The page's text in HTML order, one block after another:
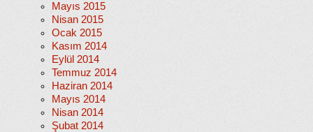
Mayıs 2015
Nisan 2015
Ocak 2015
Kasım 2014
Eylül 2014
Temmuz 2014
Haziran 2014
Mayıs 2014
Nisan 2014
Şubat 2014